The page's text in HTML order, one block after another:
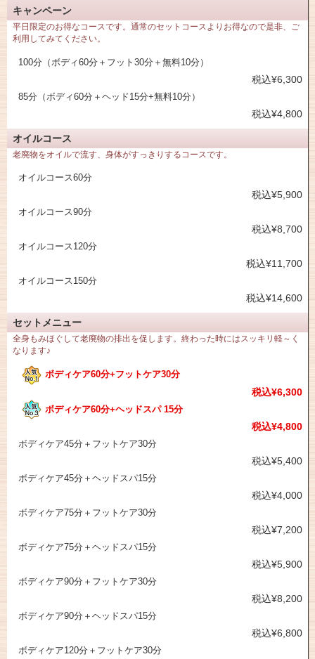
キャンペーン
平日限定のお得なコースです。通常のセットコースよりお得なので是非、ご
利用してみてください。
100分（ボディ60分＋フット30分＋無料10分）
税込¥6,300
85分（ボディ60分＋ヘッド15分+無料10分）
税込¥4,800
オイルコース
老廃物をオイルで流す、身体がすっきりするコースです。
オイルコース60分
税込¥5,900
オイルコース90分
税込¥8,700
オイルコース120分
税込¥11,700
オイルコース150分
税込¥14,600
セットメニュー
全身もみほぐして老廃物の排出を促します。終わった時にはスッキリ軽～く
なります♪
ボディケア60分+フットケア30分
税込¥6,300
ボディケア60分+ヘッドスパ 15分
税込¥4,800
ボディケア45分＋フットケア30分
税込¥5,400
ボディケア45分＋ヘッドスパ15分
税込¥4,000
ボディケア75分＋フットケア30分
税込¥7,200
ボディケア75分＋ヘッドスパ15分
税込¥5,900
ボディケア90分＋フットケア30分
税込¥8,200
ボディケア90分＋ヘッドスパ15分
税込¥6,800
ボディケア120分＋フットケア30分